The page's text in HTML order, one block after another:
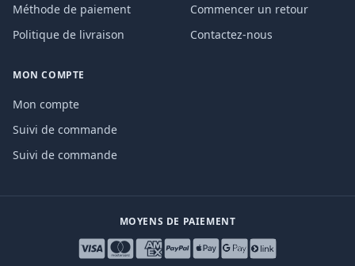
Méthode de paiement
Politique de livraison
Commencer un retour
Contactez-nous
MON COMPTE
Mon compte
Suivi de commande
Suivi de commande
MOYENS DE PAIEMENT